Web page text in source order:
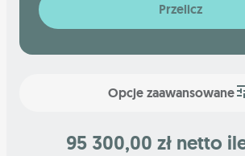
Przelicz
Opcje zaawansowane
95 300,00 zł netto